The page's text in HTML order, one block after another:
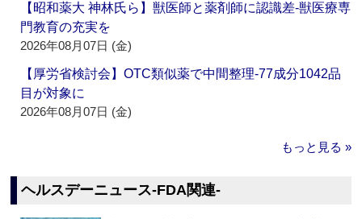
【昭和薬大 神林氏ら】獣医師と薬剤師に認識差‐獣医療専
門教育の充実を
2026年08月07日 (金)
【厚労省検討会】OTC類似薬で中間整理‐77成分1042品
目が対象に
2026年08月07日 (金)
もっと見る »
ヘルスデーニュース‐FDA関連‐